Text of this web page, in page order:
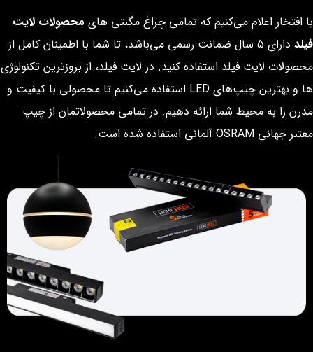
با افتخار اعلام می‌کنیم که تمامی چراغ مگنتی های محصولات لایت
فیلد
دارای 5 سال ضمانت رسمی می‌باشد، تا شما با اطمینان کامل از
محصولات لایت فیلد استفاده کنید. در لایت فیلد، از بروزترین تکنولوژی
ها و بهترین چیپ‌های LED استفاده می‌کنیم تا محصولی با کیفیت و
مدرن را به محیط شما ارائه دهیم. در تمامی محصولاتمان از چیپ‌
معتبر جهانی OSRAM آلمانی استفاده شده است.